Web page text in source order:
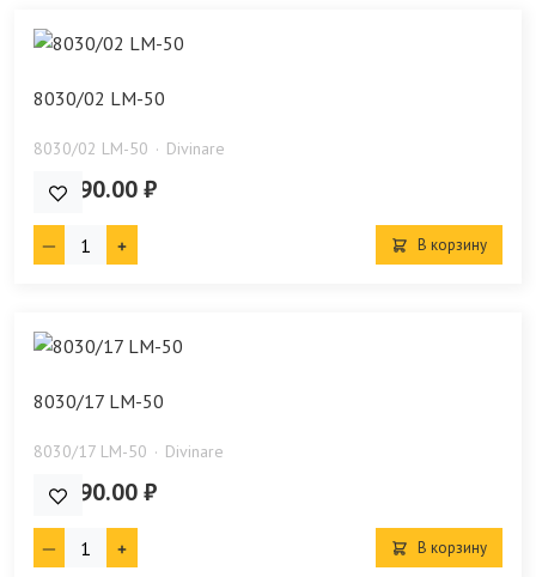
8030/02 LM-50
8030/02 LM-50 Divinare
84 290.00 ₽
В корзину
8030/17 LM-50
8030/17 LM-50 Divinare
76 990.00 ₽
В корзину